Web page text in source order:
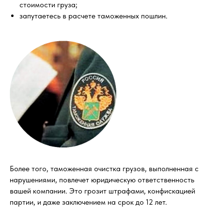
стоимости груза;
запутаетесь в расчете таможенных пошлин.
Более того, таможенная очистка грузов, выполненная с
нарушениями, повлечет юридическую ответственность
вашей компании. Это грозит штрафами, конфискацией
партии, и даже заключением на срок до 12 лет.